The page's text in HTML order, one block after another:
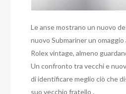
Le anse mostrano un nuovo
nuovo Submariner un
Rolex vintage, almeno
Un confronto tra vecchi e
di identificare meglio ciò che
suo vecchio fratello .